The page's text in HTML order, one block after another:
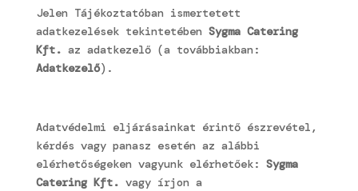
Jelen Tájékoztatóban ismertetett
adatkezelések tekintetében Sygma Catering
Kft. az adatkezelő (a továbbiakban:
Adatkezelő).
Adatvédelmi eljárásainkat érintő észrevétel,
kérdés vagy panasz esetén az alábbi
elérhetőségeken vagyunk elérhetőek: Sygma
Catering Kft. vagy írjon a